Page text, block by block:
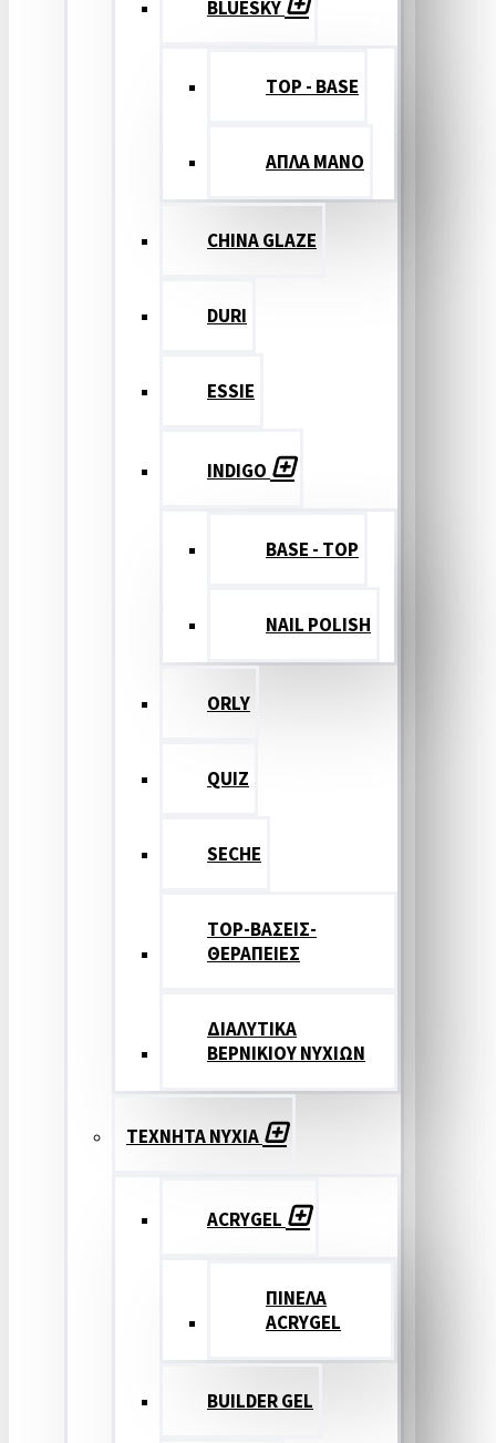
BLUESKY
TOP - BASE
ΑΠΛΑ ΜΑΝΟ
CHINA GLAZE
DURI
ESSIE
INDIGO
BASE - TOP
NAIL POLISH
ORLY
QUIZ
SECHE
TOP-ΒΑΣΕΙΣ-
ΘΕΡΑΠΕΙΕΣ
ΔΙΑΛΥΤΙΚΑ
ΒΕΡΝΙΚΙΟΥ ΝΥΧΙΩΝ
ΤΕΧΝΗΤΑ ΝΥΧΙΑ
ACRYGEL
ΠΙΝΕΛΑ
ACRYGEL
BUILDER GEL